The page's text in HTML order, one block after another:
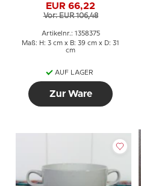
Copenhagen
EUR 66,22
Vor: EUR 106,48
Artikelnr.: 1358375
Maß: H: 3 cm x B: 39 cm x D: 31
cm
AUF LAGER
Zur Ware